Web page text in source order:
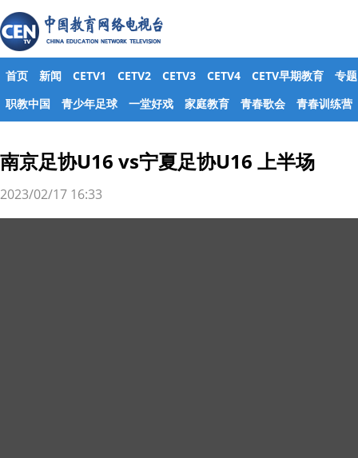
首页 新闻 CETV1 CETV2 CETV3 CETV4 CETV早期教育
专题
职教中国
青少年足球 一堂好戏 家庭教育 青春歌会 青春训练营
南京足协U16 vs宁夏足协U16 上半场
2023/02/17 16:33